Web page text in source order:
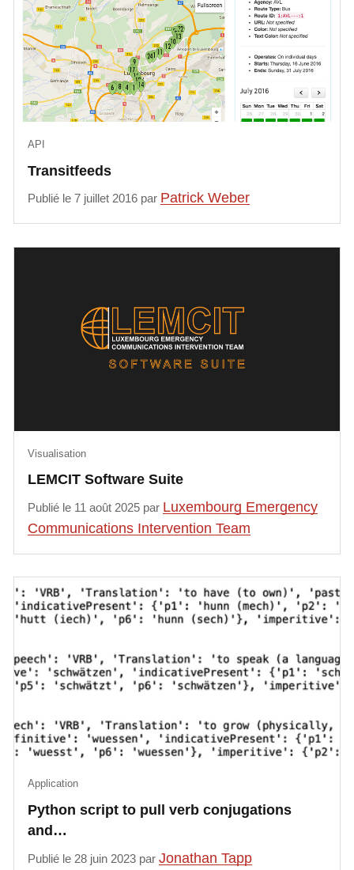
Transitfeeds
API
Publié le 7 juillet 2016 par Patrick Weber
LEMCIT Software Suite
Visualisation
Publié le 11 août 2025 par Luxembourg Emergency
Communications Intervention Team
Python script to pull verb conjugations
and…
Application
Publié le 28 juin 2023 parJonathan Tapp